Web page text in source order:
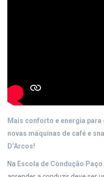
Mais conforto e energia
novas máquinas de café e
D’Arcos!
Na Escola de Condução Paço